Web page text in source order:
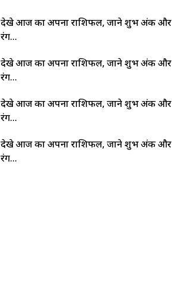
देखे आज का अपना राशिफल, जाने शुभ अंक और
रंग…
देखे आज का अपना राशिफल, जाने शुभ अंक और
रंग…
देखे आज का अपना राशिफल, जाने शुभ अंक और
रंग…
देखे आज का अपना राशिफल, जाने शुभ अंक और
रंग…